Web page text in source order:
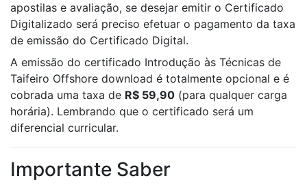
apostilas e avaliação, se desejar emitir o Certificado
Digitalizado será preciso efetuar o pagamento da taxa
de emissão do Certificado Digital.
A emissão do certificado Introdução às Técnicas de
Taifeiro Offshore download é totalmente opcional e é
cobrada uma taxa de R$ 59,90 (para qualquer carga
horária). Lembrando que o certificado será um
diferencial curricular.
Importante Saber